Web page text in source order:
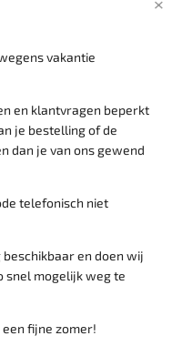
vakantie
en klantvragen beperkt
je bestelling of de
dan je van ons gewend
telefonisch niet
en doen wij
snel mogelijk weg te
fijne zomer!
Knop met een
werkdagen
Veilig online betalen meto.a.
Verzending:gemiddeld 1-3
Groot assortiment,wekelijks